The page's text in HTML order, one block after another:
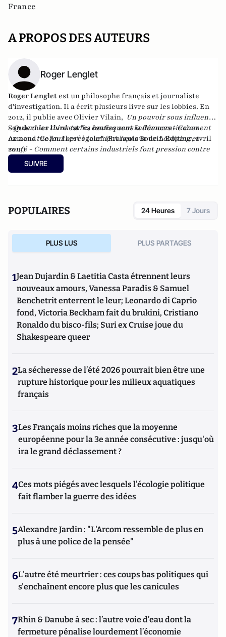
France
A PROPOS DES AUTEURS
Roger Lenglet
Roger Lenglet est un philosophe français et journaliste
d'investigation. Il a écrit plusieurs livre sur les lobbies. En
2012, il publie avec Olivier Vilain, Un pouvoir sous influence
- Quand les think tanks confisquent la démocratiechez
Armand-Colin. Il est également l'auteur deLobbying et
santé - Comment certains industriels font pression contre
l'intérêt général
de la corruption
Son dernier livre est "24 heures sous influences - Comment
on nous tue jour après jour" (François Bourin Editeur, avril
2013)
SUIVRE
POPULAIRES 24 Heures 7 Jours
PLUS LUS PLUS PARTAGES
1Jean Dujardin & Laetitia Casta étrennent leurs
nouveaux amours, Vanessa Paradis & Samuel
Benchetrit enterrent le leur; Leonardo di Caprio
fond, Victoria Beckham fait du brukini, Cristiano
Ronaldo du bisco-fils; Suri ex Cruise joue du
Shakespeare queer
2La sécheresse de l’été 2026 pourrait bien être une
rupture historique pour les milieux aquatiques
français
3Les Français moins riches que la moyenne
européenne pour la 3e année consécutive : jusqu'où
ira le grand déclassement ?
4Ces mots piégés avec lesquels l’écologie politique
fait flamber la guerre des idées
5Alexandre Jardin : "L'Arcom ressemble de plus en
plus à une police de la pensée"
6L'autre été meurtrier : ces coups bas politiques qui
s'enchaînent encore plus que les canicules
7Rhin & Danube à sec : l’autre voie d’eau dont la
fermeture pénalise lourdement l’économie